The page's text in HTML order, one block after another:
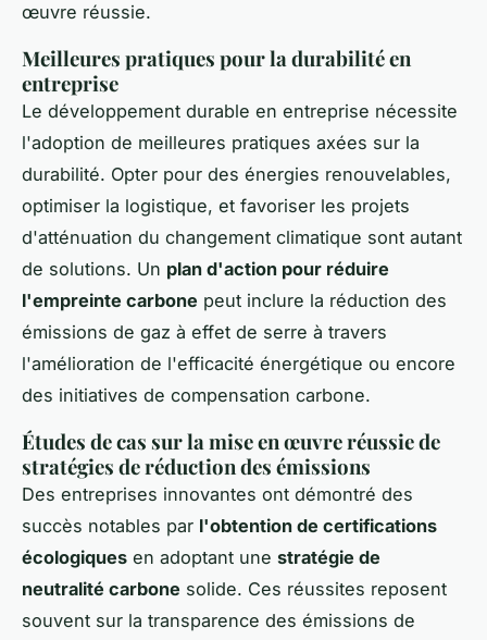
œuvre réussie.
Meilleures pratiques pour la durabilité en
entreprise
Le développement durable en entreprise nécessite
l'adoption de meilleures pratiques axées sur la
durabilité. Opter pour des énergies renouvelables,
optimiser la logistique, et favoriser les projets
d'atténuation du changement climatique sont autant
de solutions. Un plan d'action pour réduire
l'empreinte carbone peut inclure la réduction des
émissions de gaz à effet de serre à travers
l'amélioration de l'efficacité énergétique ou encore
des initiatives de compensation carbone.
Études de cas sur la mise en œuvre réussie de
stratégies de réduction des émissions
Des entreprises innovantes ont démontré des
succès notables par l'obtention de certifications
écologiques en adoptant une stratégie de
neutralité carbone solide. Ces réussites reposent
souvent sur la transparence des émissions de